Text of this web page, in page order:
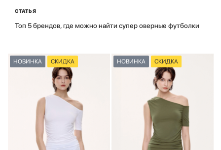
СТАТЬЯ
Топ 5 брендов, где можно найти супер оверные футболки
НОВИНКА СКИДКА НОВИНКА СКИДКА